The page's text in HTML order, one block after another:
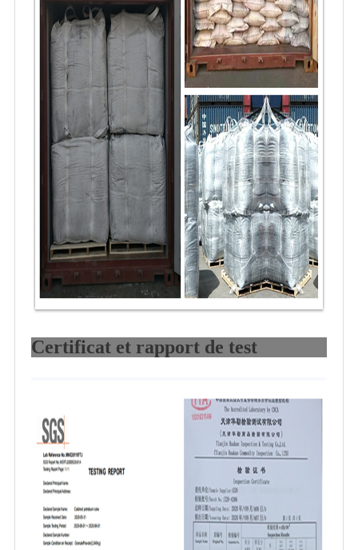
Certificat et rapport de test